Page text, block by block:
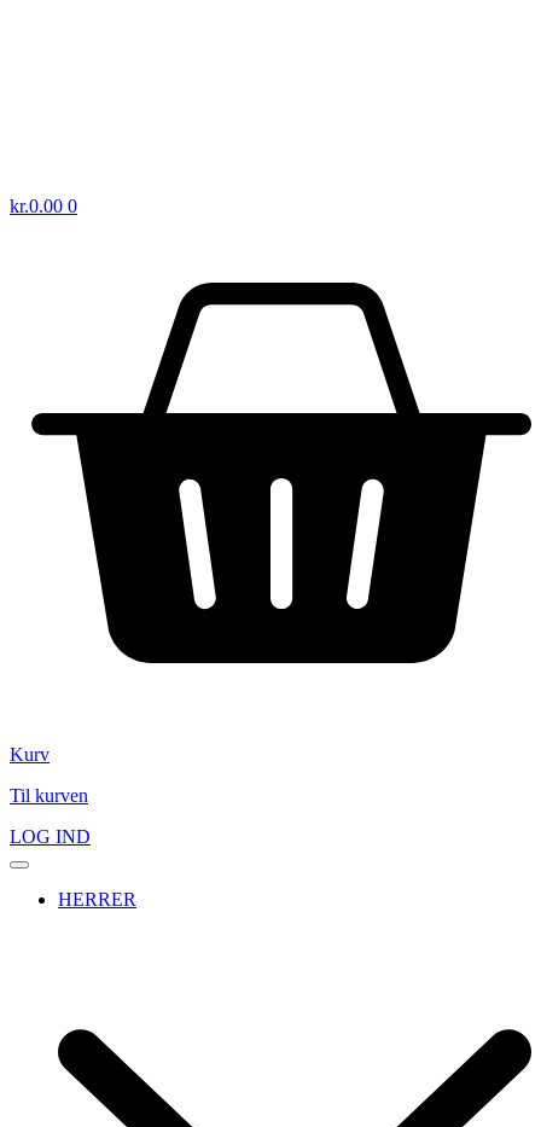
kr.0.00 0
Kurv
Til kurven
LOG IND
HERRER